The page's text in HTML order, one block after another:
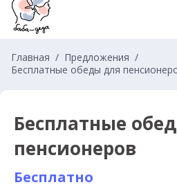
Главная
Предложения
Бесплатные обеды для
Бесплатные
пенсионеров
Бесплатно